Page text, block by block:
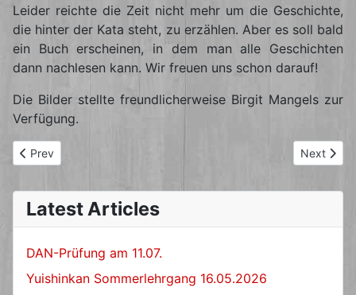
Leider reichte die Zeit nicht mehr um die Geschichte,
die hinter der Kata steht, zu erzählen. Aber es soll bald
ein Buch erscheinen, in dem man alle Geschichten
dann nachlesen kann. Wir freuen uns schon darauf!
Die Bilder stellte freundlicherweise Birgit Mangels zur
Verfügung.
Previous article: Karate-Lehrgang am 11.11.2012 mit Alf Lehmann
Prev Next
Next
Latest Articles
DAN-Prüfung am 11.07.
Yuishinkan Sommerlehrgang 16.05.2026